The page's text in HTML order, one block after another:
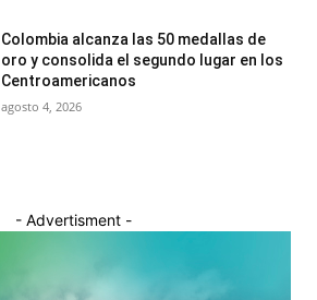
Colombia alcanza las 50 medallas de
oro y consolida el segundo lugar en los
Centroamericanos
agosto 4, 2026
- Advertisment -